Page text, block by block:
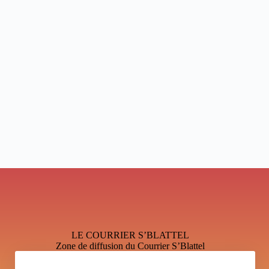
LE COURRIER S’BLATTEL
Zone de diffusion du Courrier S’Blattel